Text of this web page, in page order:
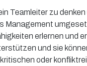
Teamleiter zu
Management
erlernen und
und sie
oder